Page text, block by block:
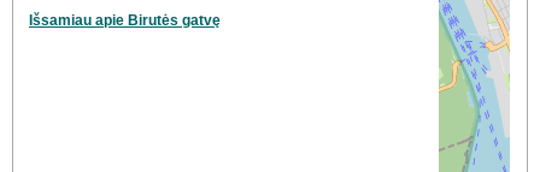
Išsamiau apie Birutės gatvę